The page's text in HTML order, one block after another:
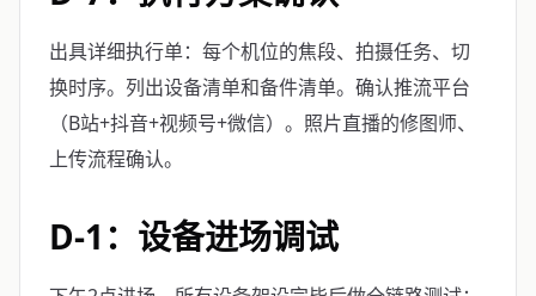
出具详细执行单：每个机位的焦段、拍摄任务、切
换时序。列出设备清单和备件清单。确认推流平台
（B站+抖音+视频号+微信）。照片直播的修图师、
上传流程确认。
D-1：设备进场调试